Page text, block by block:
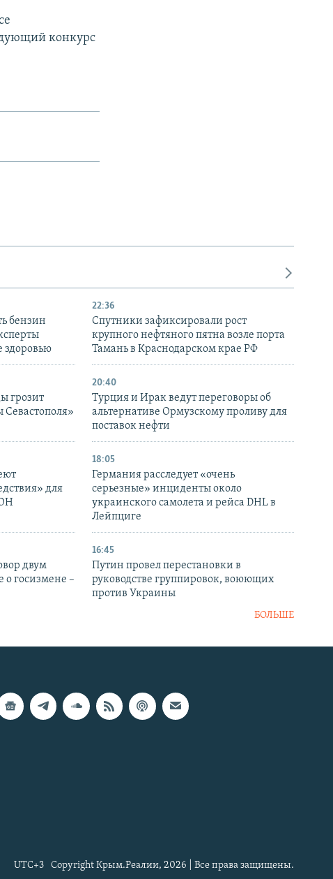
конкурс
бензин
здоровью
22:36
Спутники зафиксировали рост
крупного нефтяного пятна возле порта
Тамань в Краснодарском крае РФ
грозит
20:40
Турция и Ирак ведут переговоры об
альтернативе Ормузскому проливу для
поставок нефти
для
18:05
Германия расследует «очень
серьезные» инциденты около
украинского самолета и рейса DHL в
Лейпциге
двум
о госизмене –
16:45
Путин провел перестановки в
руководстве группировок, воюющих
против Украины
БОЛЬШЕ
Copyright Крым.Реалии, 2026 | Все права защищены.
UTC+3